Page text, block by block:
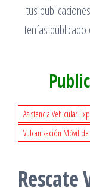
tus
tenías
Asistencia Vehicular
Vulcanización Móvil de
Rescate